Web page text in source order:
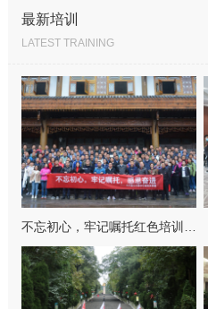
最新培训
LATEST TRAINING
不忘初心，牢记嘱托红色培训…